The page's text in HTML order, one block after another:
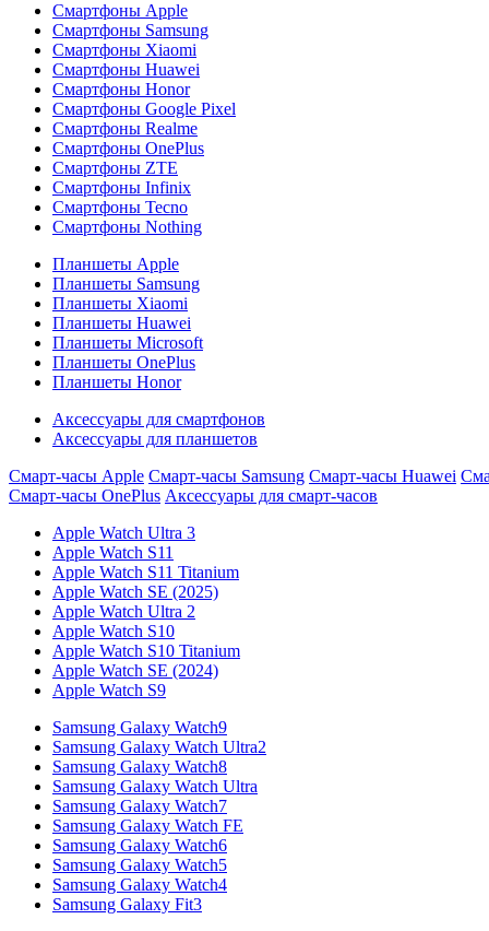
Смартфоны Apple
Смартфоны Samsung
Смартфоны Xiaomi
Смартфоны Huawei
Смартфоны Honor
Смартфоны Google Pixel
Смартфоны Realme
Смартфоны OnePlus
Смартфоны ZTE
Смартфоны Infinix
Смартфоны Tecno
Смартфоны Nothing
Планшеты Apple
Планшеты Samsung
Планшеты Xiaomi
Планшеты Huawei
Планшеты Microsoft
Планшеты OnePlus
Планшеты Honor
Аксессуары для смартфонов
Аксессуары для планшетов
Смарт-часы Apple Смарт-часы Samsung Смарт-часы Huawei
Смарт-часы OnePlus Аксессуары для смарт-часов
Apple Watch Ultra 3
Apple Watch S11
Apple Watch S11 Titanium
Apple Watch SE (2025)
Apple Watch Ultra 2
Apple Watch S10
Apple Watch S10 Titanium
Apple Watch SE (2024)
Apple Watch S9
Samsung Galaxy Watch9
Samsung Galaxy Watch Ultra2
Samsung Galaxy Watch8
Samsung Galaxy Watch Ultra
Samsung Galaxy Watch7
Samsung Galaxy Watch FE
Samsung Galaxy Watch6
Samsung Galaxy Watch5
Samsung Galaxy Watch4
Samsung Galaxy Fit3